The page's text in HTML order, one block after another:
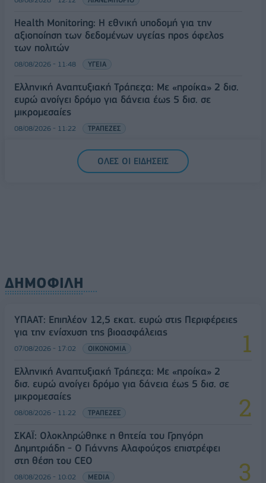
Health Monitoring: Η εθνική υποδομή για την
αξιοποίηση των δεδομένων υγείας προς όφελος
των πολιτών
08/08/2026 - 11:48 ΥΓΕΙΑ
Ελληνική Αναπτυξιακή Τράπεζα: Με «προίκα» 2 δισ.
ευρώ ανοίγει δρόμο για δάνεια έως 5 δισ. σε
μικρομεσαίες
08/08/2026 - 11:22 ΤΡΑΠΕΖΕΣ
5G παντού, 6G στον ορίζοντα: Πού βρίσκεται η
Ελλάδα στη μεγάλη τεχνολογική μετάβαση
ΟΛΕΣ ΟΙ ΕΙΔΗΣΕΙΣ
ΔΗΜΟΦΙΛΗ
ΥΠΑΑΤ: Επιπλέον 12,5 εκατ. ευρώ στις Περιφέρειες
για την ενίσχυση της βιοασφάλειας
07/08/2026 - 17:02 ΟΙΚΟΝΟΜΙΑ
Ελληνική Αναπτυξιακή Τράπεζα: Με «προίκα» 2
δισ. ευρώ ανοίγει δρόμο για δάνεια έως 5 δισ. σε
μικρομεσαίες
08/08/2026 - 11:22 ΤΡΑΠΕΖΕΣ
ΣΚΑΪ: Ολοκληρώθηκε η θητεία του Γρηγόρη
Δημητριάδη - Ο Γιάννης Αλαφούζος επιστρέφει
στη θέση του CEO
08/08/2026 - 10:02 MEDIA